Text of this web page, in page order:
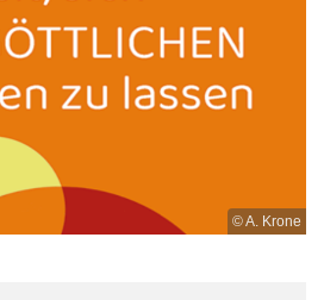
© A. Krone